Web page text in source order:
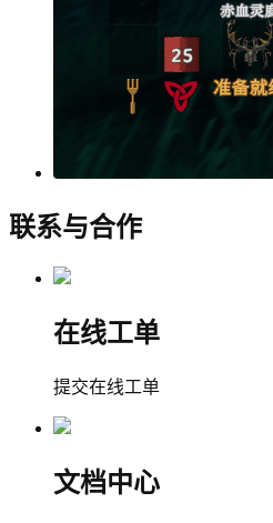
联系与合作
在线工单
提交在线工单
文档中心